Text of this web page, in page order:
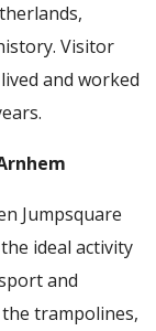
Visitor
and worked
Jumpsquare
ideal activity
and
trampolines,